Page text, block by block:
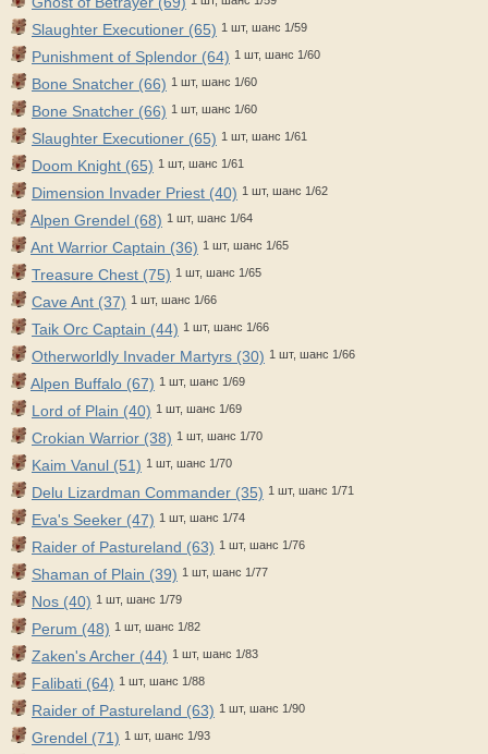
Slaughter Executioner (65) 1 шт, шанс 1/59
Punishment of Splendor (64) 1 шт, шанс 1/60
Bone Snatcher (66) 1 шт, шанс 1/60
Bone Snatcher (66) 1 шт, шанс 1/60
Slaughter Executioner (65) 1 шт, шанс 1/61
Doom Knight (65) 1 шт, шанс 1/61
Dimension Invader Priest (40) 1 шт, шанс 1/62
Alpen Grendel (68) 1 шт, шанс 1/64
Ant Warrior Captain (36) 1 шт, шанс 1/65
Treasure Chest (75) 1 шт, шанс 1/65
Cave Ant (37) 1 шт, шанс 1/66
Taik Orc Captain (44) 1 шт, шанс 1/66
Otherworldly Invader Martyrs (30) 1 шт, шанс 1/66
Alpen Buffalo (67) 1 шт, шанс 1/69
Lord of Plain (40) 1 шт, шанс 1/69
Crokian Warrior (38) 1 шт, шанс 1/70
Kaim Vanul (51) 1 шт, шанс 1/70
Delu Lizardman Commander (35) 1 шт, шанс 1/71
Eva's Seeker (47) 1 шт, шанс 1/74
Raider of Pastureland (63) 1 шт, шанс 1/76
Shaman of Plain (39) 1 шт, шанс 1/77
Nos (40) 1 шт, шанс 1/79
Perum (48) 1 шт, шанс 1/82
Zaken's Archer (44) 1 шт, шанс 1/83
Falibati (64) 1 шт, шанс 1/88
Raider of Pastureland (63) 1 шт, шанс 1/90
Grendel (71) 1 шт, шанс 1/93